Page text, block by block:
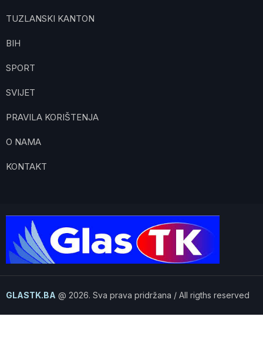
TUZLANSKI KANTON
BIH
SPORT
SVIJET
PRAVILA KORIŠTENJA
O NAMA
KONTAKT
GLASTK.BA @ 2026. Sva prava pridržana / All rigths reserved